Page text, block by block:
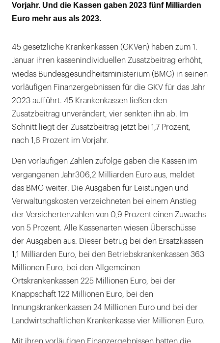
Vorjahr. Und die Kassen gaben 2023 fünf Milliarden
Euro mehr aus als 2023.
45 gesetzliche Krankenkassen (GKVen) haben zum 1.
Januar ihren kassenindividuellen Zusatzbeitrag erhöht,
wiedas Bundesgesundheitsministerium (BMG) in seinen
vorläufigen Finanzergebnissen für die GKV für das Jahr
2023 aufführt. 45 Krankenkassen ließen den
Zusatzbeitrag unverändert, vier senkten ihn ab. Im
Schnitt liegt der Zusatzbeitrag jetzt bei 1,7 Prozent,
nach 1,6 Prozent im Vorjahr.
Den vorläufigen Zahlen zufolge gaben die Kassen im
vergangenen Jahr306,2 Milliarden Euro aus, meldet
das BMG weiter. Die Ausgaben für Leistungen und
Verwaltungskosten verzeichneten bei einem Anstieg
der Versichertenzahlen von 0,9 Prozent einen Zuwachs
von 5 Prozent. Alle Kassenarten wiesen Überschüsse
der Ausgaben aus. Dieser betrug bei den Ersatzkassen
1,1 Milliarden Euro, bei den Betriebskrankenkassen 363
Millionen Euro, bei den Allgemeinen
Ortskrankenkassen 225 Millionen Euro, bei der
Knappschaft 122 Millionen Euro, bei den
Innungskrankenkassen 24 Millionen Euro und bei der
Landwirtschaftlichen Krankenkasse vier Millionen Euro.
Mit ihren vorläufigen Finanzergebnissen hatten die